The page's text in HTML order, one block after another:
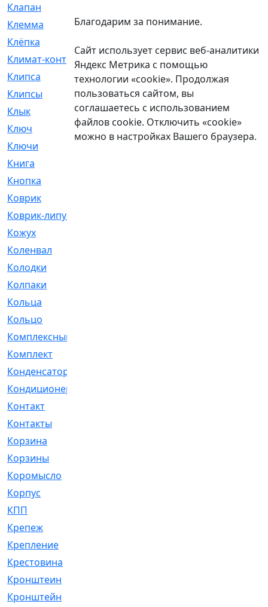
Клапан
Клемма
[5]
Клёпка
Климат-контроль
[3]
Клипса
[21]
Клипсы
[321]
Клык
[4]
Ключ
[2]
Ключи
Книга
Кнопка
Коврик
Коврик-липучка
Кожух
Коленвал
Колодки
Колпаки
Кольца
Кольцо
Комплексный
Комплект
Конденсатор
Кондиционер
Контакт
Контакты
Корзина
Корзины
Коромысло
Корпус
КПП
Крепеж
Крепление
Крестовина
Кронштеин
Кронштейн
Благодарим за понимание.
Сайт использует сервис веб-аналитики
Яндекс Метрика с помощью
технологии «cookie». Продолжая
пользоваться сайтом, вы
соглашаетесь с использованием
файлов cookie. Отключить «cookie»
можно в настройках Вашего браузера.